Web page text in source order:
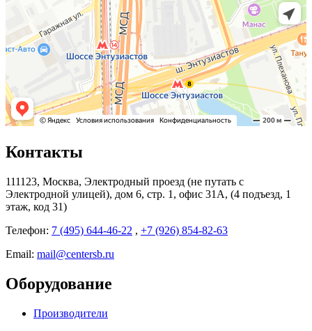
Контакты
111123, Москва, Электродный проезд (не путать с
Электродной улицей), дом 6, стр. 1, офис 31А, (4 подъезд, 1
этаж, код 31)
Телефон: 7 (495) 644-46-22 , +7 (926) 854-82-63
Email: mail@centersb.ru
Оборудование
Производители